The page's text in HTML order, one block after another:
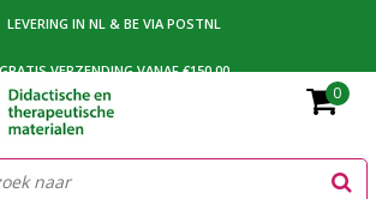
LEVERING IN NL & BE VIA POSTNL
GRATIS VERZENDING VANAF €150,00
VIA IDEAL, BANCONTACT OF FACTUUR
0